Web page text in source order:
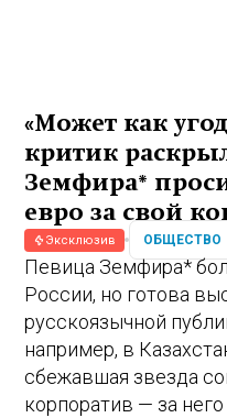
«Может как
критик
Земфира*
евро за свой
Эксклюзив ОБЩЕСТВО
Певица Земфира*
России, но готова
русскоязычной
например, в
сбежавшая звезда
корпоратив — за